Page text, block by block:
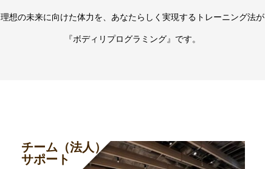
理想の未来に向けた体力を、あなたらしく実現するトレーニング法が
『ボディリプログラミング』です。
チーム（法人）
サポート